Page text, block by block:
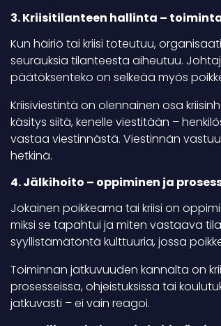
3. Kriisitilanteen hallinta –
Kun häiriö tai kriisi toteutuu,
seurauksia tilanteesta aiheutuu.
päätöksenteko on selkeää myös
Kriisiviestintä on olennainen osa
käsitys siitä, kenelle viestitään –
vastaa viestinnästä. Viestinnän
hetkinä.
4. Jälkihoito – oppiminen ja
Jokainen poikkeama tai kriisi on
miksi se tapahtui ja miten vastaava
syyllistämätöntä kulttuuria, jossa
Toiminnan jatkuvuuden kannalta on
prosesseissa, ohjeistuksissa tai
jatkuvasti – ei vain reagoi.